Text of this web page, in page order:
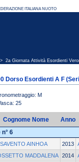
> 2a Giornata Attività Esordienti
Dorso Esordienti A F
M
25
Cognome Nome
Anno
n° 6
AINHOA 2013
MADDALENA 2014